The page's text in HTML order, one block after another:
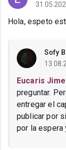
Hola, espeto
Sofy
Eucaris
preguntar.
entregar el
publicar por
por la espera